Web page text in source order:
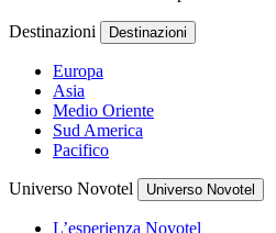
Destinazioni Destinazioni
Europa
Asia
Medio Oriente
Sud America
Pacifico
Universo Novotel Universo Novotel
L’esperienza Novotel